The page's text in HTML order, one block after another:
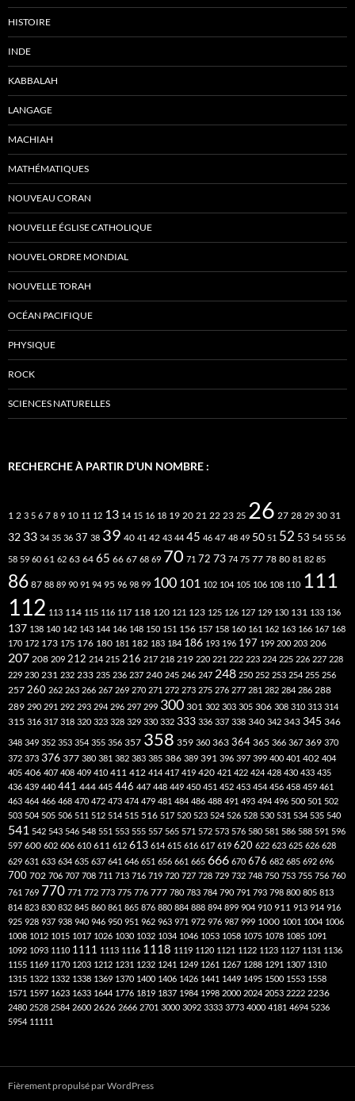
HISTOIRE
INDE
KABBALAH
LANGAGE
MACHIAH
MATHÉMATIQUES
NOUVEAU CORAN
NOUVELLE ÉGLISE CATHOLIQUE
NOUVEL ORDRE MONDIAL
NOUVELLE TORAH
OCÉAN PACIFIQUE
PHYSIQUE
ROCK
SCIENCES NATURELLES
RECHERCHE À PARTIR D’UN NOMBRE :
1 2 3 5 6 7 8 9 10 11 12 13 14 15 16 18 19 20 21 22 23 25 26 27 28 29 30 31
32 33 34 35 36 37 38 39 40 41 42 43 44 45 46 47 48 49 50 51 52 53 54 55 56
58 59 60 61 62 63 64 65 66 67 68 69 70 71 72 73 74 75 77 78 80 81 82 85
86 87 88 89 90 91 94 95 96 98 99 100 101 102 104 105 106 108 110 111
112 113 114 115 116 117 118 120 121 123 125 126 127 129 130 131 133 136
137 138 140 142 143 144 146 148 150 151 156 157 158 160 161 162 163 166 167 168
170 172 173 175 176 180 181 182 183 184 186 193 196 197 199 200 203 206
207 208 209 212 214 215 216 217 218 219 220 221 222 223 224 225 226 227 228
229 230 231 232 233 235 236 237 240 245 246 247 248 250 252 253 254 255 256
257 260 262 263 266 267 269 270 271 272 273 275 276 277 281 282 284 286 288
289 290 291 292 293 294 296 297 299 300 301 302 303 305 306 308 310 313 314
315 316 317 318 320 323 328 329 330 332 333 336 337 338 340 342 343 345 346
348 349 352 353 354 355 356 357 358 359 360 363 364 365 366 367 369 370
372 373 376 377 380 381 382 383 385 386 389 391 396 397 399 400 401 402 404
405 406 407 408 409 410 411 412 414 417 419 420 421 422 424 428 430 433 435
436 439 440 441 444 445 446 447 448 449 450 451 452 453 454 456 458 459 461
463 464 466 468 470 472 473 474 479 481 484 486 488 491 493 494 496 500 501 502
503 504 505 506 511 512 514 515 516 517 520 523 524 526 528 530 531 534 535 540
541 542 543 546 548 551 553 555 557 565 571 572 573 576 580 581 586 588 591 596
597 600 602 606 610 611 612 613 614 615 616 617 619 620 622 623 625 626 628
629 631 633 634 635 637 641 646 651 656 661 665 666 670 676 682 685 692 696
700 702 706 707 708 711 713 716 719 720 727 728 729 732 748 750 753 755 756 760
761 769 770 771 772 773 775 776 777 780 783 784 790 791 793 798 800 805 813
814 823 830 832 845 860 861 865 876 880 884 888 894 899 904 910 911 913 914 916
925 928 937 938 940 946 950 951 962 963 971 972 976 987 999 1000 1001 1004 1006
1008 1012 1015 1017 1026 1030 1032 1034 1046 1053 1058 1075 1078 1085 1091
1092 1093 1110 1111 1113 1116 1118 1119 1120 1121 1122 1123 1127 1131 1136
1155 1169 1170 1203 1212 1231 1232 1241 1249 1261 1267 1288 1291 1307 1310
1315 1322 1332 1338 1369 1370 1400 1406 1426 1441 1449 1495 1500 1553 1558
1571 1597 1623 1633 1644 1776 1819 1837 1984 1998 2000 2024 2053 2222 2236
2480 2528 2584 2600 2626 2666 2701 3000 3092 3333 3773 4000 4181 4694 5236
5954 11111
Fièrement propulsé par WordPress